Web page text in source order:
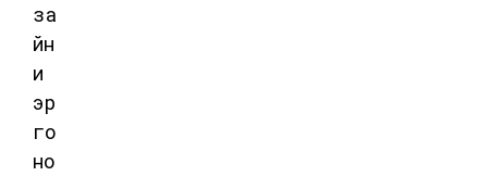
за
йн
и
эр
го
но